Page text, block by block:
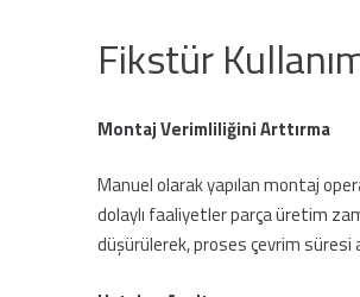
Fikstür
Montaj Verimliliğini Arttırma
Manuel olarak yapılan montaj
dolaylı faaliyetler parça üretim
düşürülerek, proses çevrim süresi